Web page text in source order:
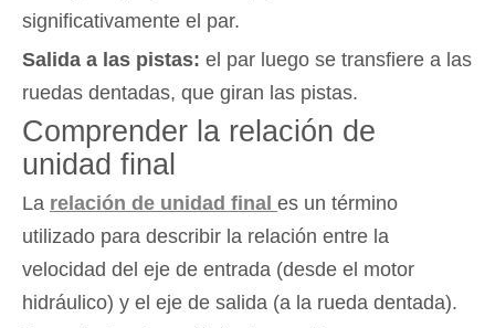
significativamente el par.
Salida a las pistas: el par luego se transfiere a las
ruedas dentadas, que giran las pistas.
Comprender la relación de
unidad final
La relación de unidad final es un término
utilizado para describir la relación entre la
velocidad del eje de entrada (desde el motor
hidráulico) y el eje de salida (a la rueda dentada).